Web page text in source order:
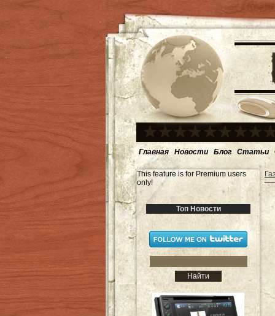
Главная Новости Блог Статьи
This feature is for Premium users
only!
Топ Новости